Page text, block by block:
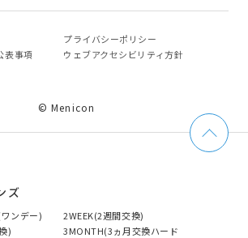
プライバシーポリシー
表事項
ウェブアクセシビリティ方針
© Menicon
ズ
ンデー)
2WEEK(2週間交換)
)
3MONTH(3ヵ月交換ハード